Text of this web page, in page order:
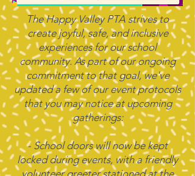
The Happy Valley PTA strives to
create joyful, safe, and inclusive
experiences for our school
community. As part of our ongoing
commitment to that goal, we've
updated a few of our event protocols
that you may notice at upcoming
gatherings:
- School doors will now be kept
locked during events, with a friendly
volunteer greeter stationed at the